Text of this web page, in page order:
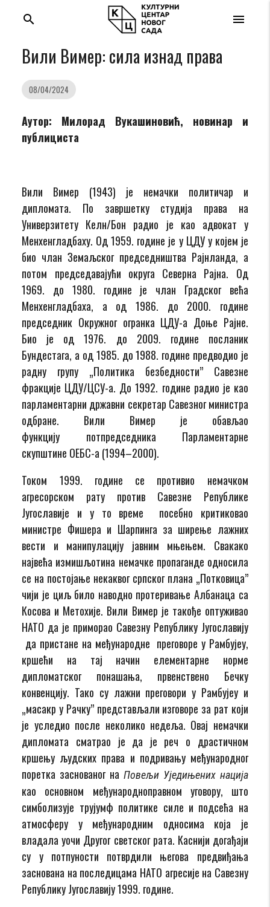
menu
search
Вили Вимер: сила изнад права
08/04/2024
Аутор: Милорад Вукашиновић, новинар и
публициста
Вили Вимер (1943) je немачки политичар и
дипломата. По завршетку студија права на
Универзитету Келн/Бон радио је као адвокат у
Менхенгладбаху. Од 1959. године је у ЦДУ у којем је
био члан Земаљског председништва Рајнланда, а
потом председавајући округа Северна Рајна. Од
1969. до 1980. године је члан Градског већа
Менхенгладбаха, а од 1986. до 2000. године
председник Окружног огранка ЦДУ-а Доње Рајне.
Био је од 1976. до 2009. године посланик
Бундестага, а од 1985. до 1988. године предводио је
радну групу „Политика безбедности” Савезне
фракције ЦДУ/ЦСУ-а. До 1992. године радио је као
парламентарни државни секретар Савезног министра
одбране. Вили Вимер је обављао
функцију потпредседника Парламентарне
скупштине ОЕБС-а (1994–2000).
Током 1999. године се противио немачком
агресорском рату против Савезне Републике
Југославије и у то време посебно критиковао
министре Фишера и Шарпинга за ширење лажних
вести и манипулацију јавним мњењем. Свакако
највећа измишљотина немачке пропаганде односила
се на постојање некаквог српског плана „Потковица”
чији је циљ било наводно протеривање Албанаца са
Косова и Метохије. Вили Вимер је такође оптуживао
НАТО да је приморао Савезну Републику Југославију
да пристане на међународне преговоре у Рамбујеу,
кршећи на тај начин елементарне норме
дипломатског понашања, првенствено Бечку
конвенцију. Тако су лажни преговори у Рамбујеу и
„масакр у Рачку” представљали изговоре за рат који
је уследио после неколико недеља. Овај немачки
дипломата сматрао је да је реч о драстичном
кршењу људских права и подривању међународног
поретка заснованог на Повељи Уједињених нација
као основном међународноправном уговору, што
симболизује трујумф политике силе и подсећа на
атмосферу у међународним односима која је
владала уочи Другог светског рата. Каснији догађаји
су у потпуности потврдили његова предвиђања
заснована на последицама НАТО агресије на Савезну
Републику Југославију 1999. године.